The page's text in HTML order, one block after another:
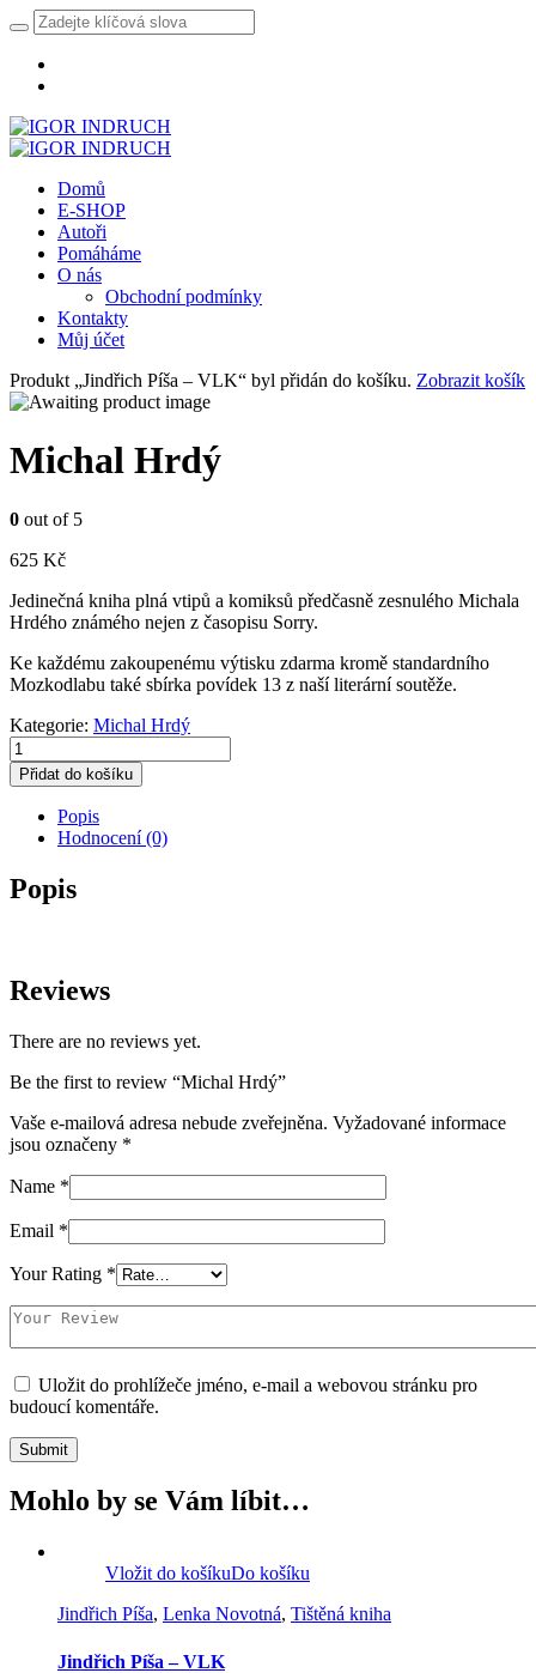
Domů
E-SHOP
Autoři
Pomáháme
O nás
Obchodní podmínky
Kontakty
Můj účet
Produkt „Jindřich Píša – VLK“ byl přidán do košíku. Zobrazit košík
Michal Hrdý
0 out of 5
625 Kč
Jedinečná kniha plná vtipů a komiksů předčasně zesnulého Michala
Hrdého známého nejen z časopisu Sorry.
Ke každému zakoupenému výtisku zdarma kromě standardního
Mozkodlabu také sbírka povídek 13 z naší literární soutěže.
Kategorie: Michal Hrdý
Michal
Hrdý
množství
Přidat do košíku
Popis
Hodnocení (0)
Popis
Reviews
There are no reviews yet.
Be the first to review “Michal Hrdý”
Vaše e-mailová adresa nebude zveřejněna. Vyžadované informace
jsou označeny *
Name *
Email *
Your Rating *
Uložit do prohlížeče jméno, e-mail a webovou stránku pro
budoucí komentáře.
Mohlo by se Vám líbit…
Vložit do košíkuDo košíku
Jindřich Píša, Lenka Novotná, Tištěná kniha
Jindřich Píša – VLK